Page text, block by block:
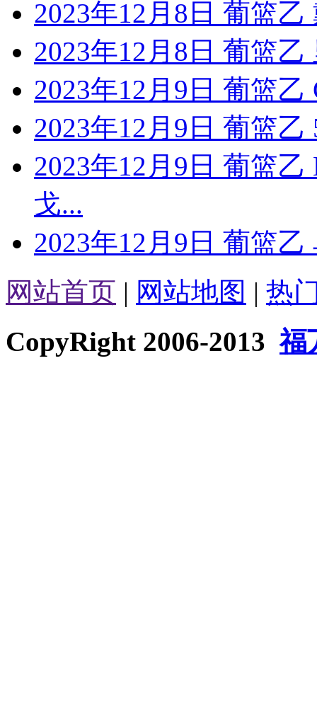
2023年12月8日 葡篮
2023年12月8日 葡篮
2023年12月9日 葡篮
2023年12月9日 葡篮
2023年12月9日 葡篮
戈...
2023年12月9日 葡篮
网站首页 | 网站地图 | 热
CopyRight 2006-2013福